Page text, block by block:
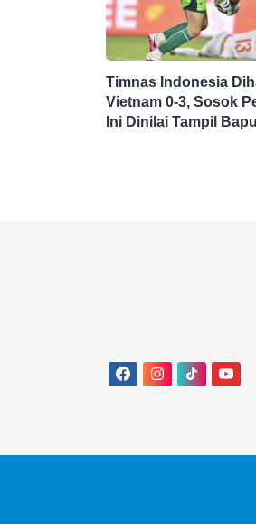
Timnas Indonesia
Vietnam 0-3, Sosok
Ini Dinilai Tampil